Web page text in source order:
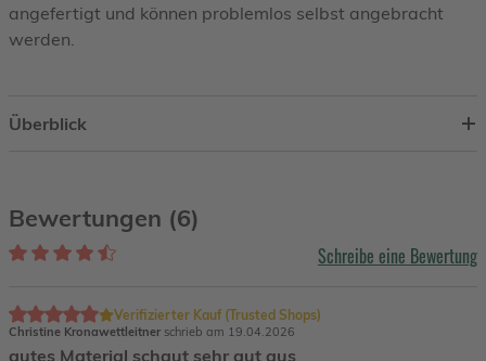
angefertigt und können problemlos selbst angebracht
werden.
Überblick
Bewertungen (6)
Schreibe eine Bewertung
Christine Kronawettleitner schrieb am 19.04.2026
Verifizierter Kauf (Trusted Shops)
gutes Material schaut sehr gut aus